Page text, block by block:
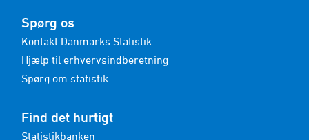
Spørg os
Kontakt Danmarks Statistik
Hjælp til erhvervsindberetning
Spørg om statistik
Find det hurtigt
Statistikbanken